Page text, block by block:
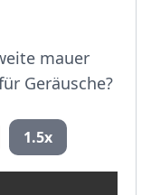
mauer
Geräusche?
1.5x